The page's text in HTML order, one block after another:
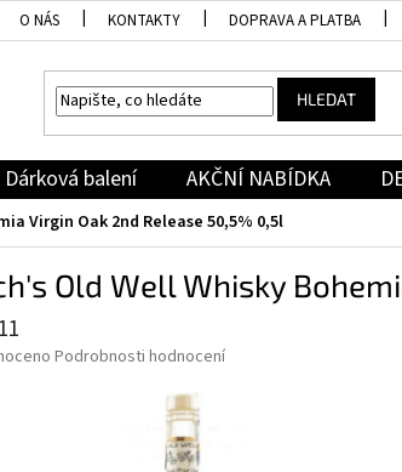
O NÁS KONTAKTY DOPRAVA A PLATBA
HLEDAT
Dárková balení AKČNÍ NABÍDKA
Virgin Oak 2nd Release 50,5% 0,5l
Old Well Whisky
Podrobnosti hodnocení